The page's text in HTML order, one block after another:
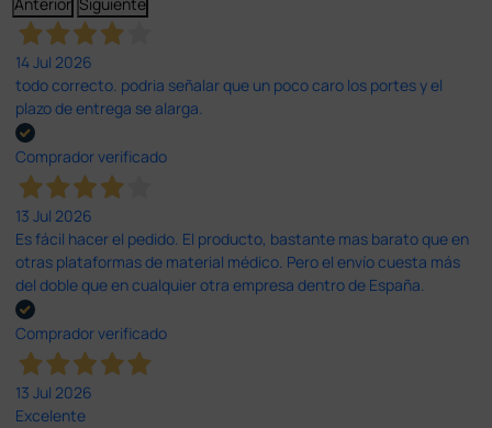
14 Jul 2026
todo correcto. podria señalar que un poco caro los portes y el
plazo de entrega se alarga.
Comprador verificado
13 Jul 2026
Es fácil hacer el pedido. El producto, bastante mas barato que en
otras plataformas de material médico. Pero el envío cuesta más
del doble que en cualquier otra empresa dentro de España.
Comprador verificado
13 Jul 2026
Excelente